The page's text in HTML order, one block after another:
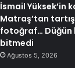
İsmail Yüksek’in
Matraş’tan
fotoğraf… Düğün
bitmedi
Ağustos 5, 2026